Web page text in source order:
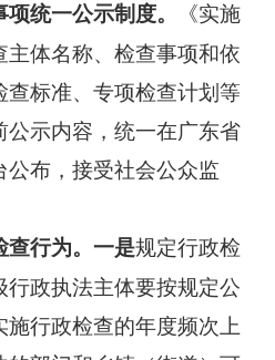
统一公示制度。
《实施
体名称、检查事项和依
标准、专项检查计划等
示内容，统一在广东省
布，接受社会公众监
查行为。一是规定行政检
政执法主体要按规定公
行政检查的年度频次上